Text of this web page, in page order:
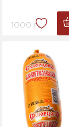
1000 г.